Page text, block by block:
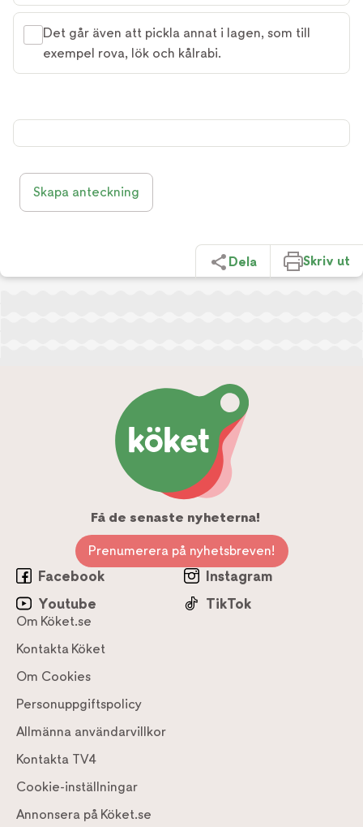
Det går även att pickla annat i lagen, som till
exempel rova, lök och kålrabi.
Skapa anteckning
Dela Skriv ut
Få de senaste nyheterna!
Prenumerera på nyhetsbreven!
Facebook
Instagram
Youtube
TikTok
Om Köket.se
Kontakta Köket
Om Cookies
Personuppgiftspolicy
Allmänna användarvillkor
Kontakta TV4
Cookie-inställningar
Annonsera på Köket.se